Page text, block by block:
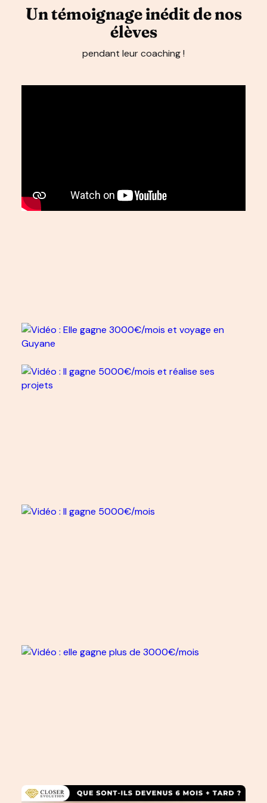
Un témoignage inédit de nos
élèves
pendant leur coaching !